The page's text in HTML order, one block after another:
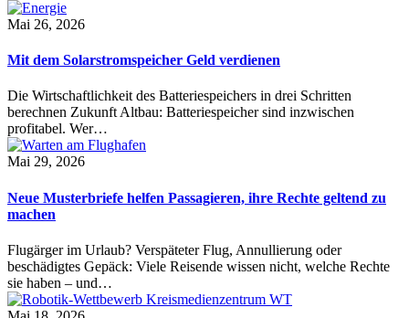
Mai 26, 2026
Mit dem Solarstromspeicher Geld verdienen
Die Wirtschaftlichkeit des Batteriespeichers in drei Schritten
berechnen Zukunft Altbau: Batteriespeicher sind inzwischen
profitabel. Wer…
Mai 29, 2026
Neue Musterbriefe helfen Passagieren, ihre Rechte geltend zu
machen
Flugärger im Urlaub? Verspäteter Flug, Annullierung oder
beschädigtes Gepäck: Viele Reisende wissen nicht, welche Rechte
sie haben – und…